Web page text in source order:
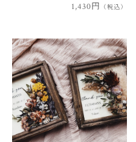
1,430円 （税込）